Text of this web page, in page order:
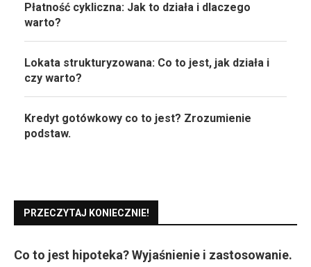
Płatność cykliczna: Jak to działa i dlaczego
warto?
Lokata strukturyzowana: Co to jest, jak działa i
czy warto?
Kredyt gotówkowy co to jest? Zrozumienie
podstaw.
PRZECZYTAJ KONIECZNIE!
Co to jest hipoteka? Wyjaśnienie i zastosowanie.